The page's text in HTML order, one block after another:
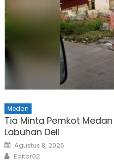
Medan
Tia Minta Pemkot
Labuhan Deli
Posted
on
Agustus 8, 2026
Author
Editor02